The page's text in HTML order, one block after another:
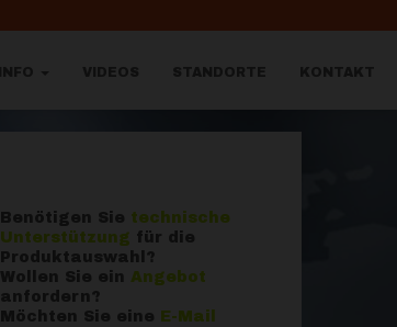
Benötigen Sie technische
Unterstützung für die
Produktauswahl?
Wollen Sie ein Angebot
anfordern?
Möchten Sie eine
E-Mail